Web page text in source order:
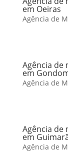
em Oeiras
Agência de
Agência
em
Agência de
Agência
em
Agência de